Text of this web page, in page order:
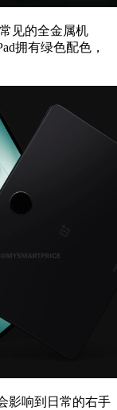
见的全金属机
拥有绿色配色，
响到日常的右手